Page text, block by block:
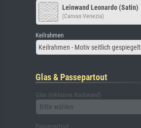
Leinwand Leonardo (Satin)
(Canvas Venezia)
Keilrahmen
Keilrahmen - Motiv seitlich gespiegelt
Glas & Passepartout
Glas (inklusive Rückwand)
Bitte wählen
Passepartout